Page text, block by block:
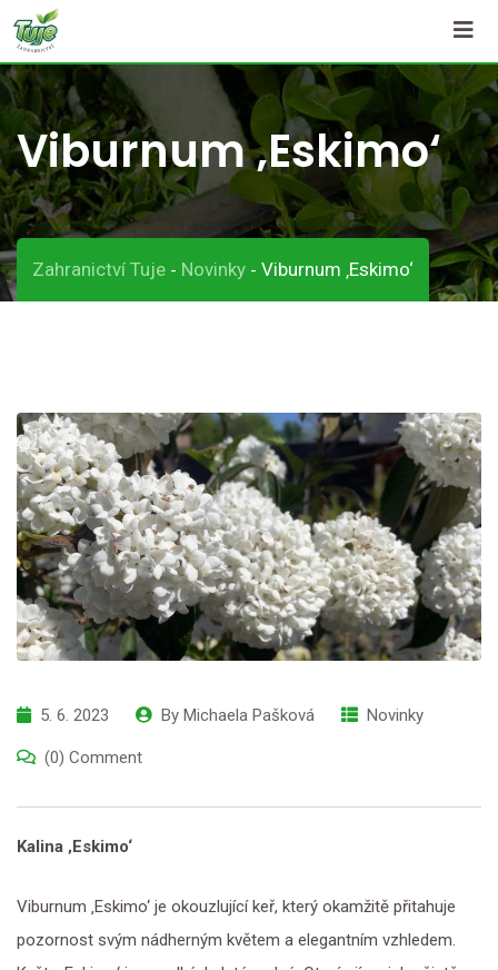
Skip
content
Viburnum ‚Eskimo‘
Zahranictví Tuje - Novinky - Viburnum ‚Eskimo‘
5. 6. 2023 By Michaela Pašková Novinky
(0) Comment
Kalina ‚Eskimo‘
Viburnum ‚Eskimo‘ je okouzlující keř, který okamžitě přitahuje
pozornost svým nádherným květem a elegantním vzhledem.